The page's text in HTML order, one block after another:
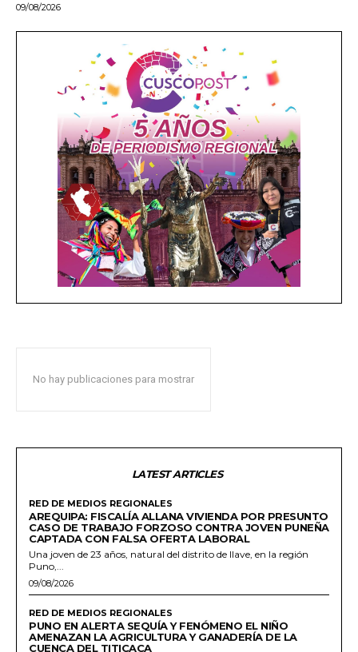
09/08/2026
No hay publicaciones para mostrar
LATEST ARTICLES
RED DE MEDIOS REGIONALES
AREQUIPA: FISCALÍA ALLANA VIVIENDA POR PRESUNTO
CASO DE TRABAJO FORZOSO CONTRA JOVEN PUNEÑA
CAPTADA CON FALSA OFERTA LABORAL
Una joven de 23 años, natural del distrito de Ilave, en la región
Puno,...
09/08/2026
RED DE MEDIOS REGIONALES
PUNO EN ALERTA SEQUÍA Y FENÓMENO EL NIÑO
AMENAZAN LA AGRICULTURA Y GANADERÍA DE LA
CUENCA DEL TITICACA